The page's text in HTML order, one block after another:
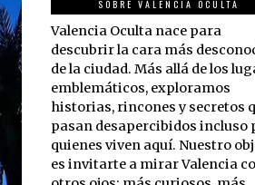
SOBRE VALENCIA OCULTA
Valencia Oculta nace para
descubrir la cara más
de la ciudad. Más allá de los
emblemáticos, exploramos
historias, rincones y secretos
pasan desapercibidos incluso
quienes viven aquí. Nuestro
es invitarte a mirar Valencia